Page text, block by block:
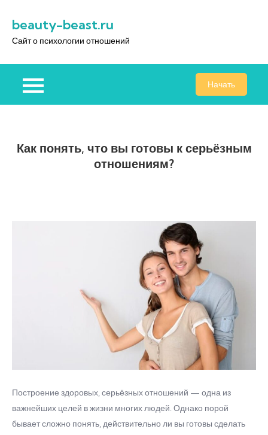
содержимому
beauty-beast.ru
Сайт о психологии отношений
Начать
Как понять, что вы готовы к серьёзным
отношениям?
Построение здоровых, серьёзных отношений — одна из
важнейших целей в жизни многих людей. Однако порой
бывает сложно понять, действительно ли вы готовы сделать